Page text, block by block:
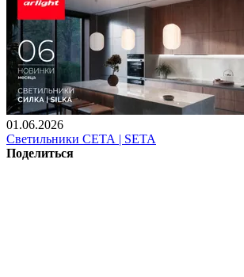
01.06.2026
Светильники СЕТА | SETA
Поделиться